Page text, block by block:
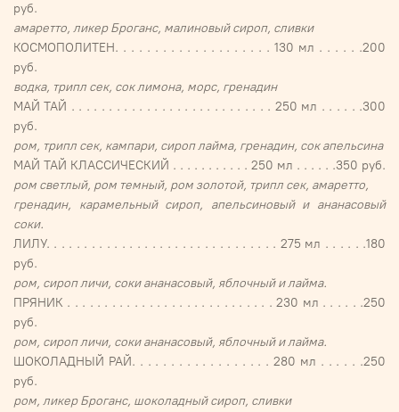
руб.
амаретто, ликер Броганс, малиновый сироп, сливки
КОСМОПОЛИТЕН. . . . . . . . . . . . . . . . . . . . 130 мл . . . . . .200
руб.
водка, трипл сек, сок лимона, морс, гренадин
МАЙ ТАЙ . . . . . . . . . . . . . . . . . . . . . . . . . . . 250 мл . . . . . .300
руб.
ром, трипл сек, кампари, сироп лайма, гренадин, сок апельсина
МАЙ ТАЙ КЛАССИЧЕСКИЙ . . . . . . . . . . . 250 мл . . . . . .350 руб.
ром светлый, ром темный, ром золотой, трипл сек, амаретто,
гренадин, карамельный сироп, апельсиновый и ананасовый
соки.
ЛИЛУ. . . . . . . . . . . . . . . . . . . . . . . . . . . . . . . 275 мл . . . . . .180
руб.
ром, сироп личи, соки ананасовый, яблочный и лайма.
ПРЯНИК . . . . . . . . . . . . . . . . . . . . . . . . . . . . 230 мл . . . . . .250
руб.
ром, сироп личи, соки ананасовый, яблочный и лайма.
ШОКОЛАДНЫЙ РАЙ. . . . . . . . . . . . . . . . . . 280 мл . . . . . .250
руб.
ром, ликер Броганс, шоколадный сироп, сливки